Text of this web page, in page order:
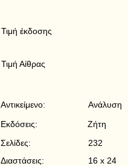
Τιμή έκδοσης
Τιμή Αίθρας
Ανάλυση
Ζήτη
232
16 x 24
Αντικείμενο:
Εκδόσεις:
Σελίδες:
Διαστάσεις: